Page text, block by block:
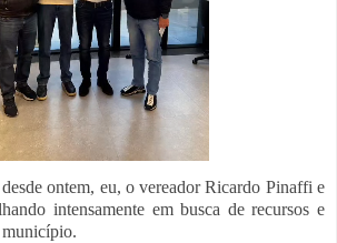
ontem, eu, o vereador Ricardo Pinaffi e
intensamente em busca de recursos e
município.